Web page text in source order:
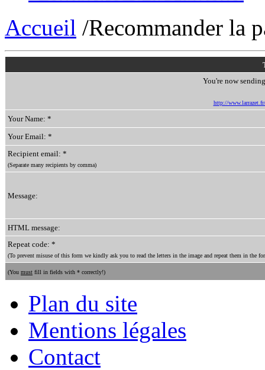
Accueil /Recommander la
You're now
http://
Your Name: *
Your Email: *
Recipient email: *
(Separate many recipients by comma)
Message:
HTML message:
Repeat code: *
(To prevent misuse of this form we kindly ask you to read the letters in the image and repeat them in the
(You must fill in fields with * correctly!)
Plan du site
Mentions légales
Contact